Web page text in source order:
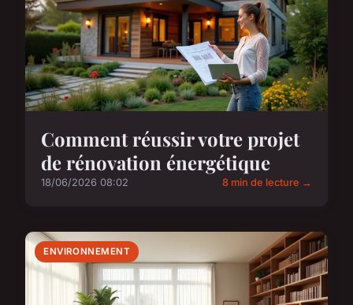
Comment réussir votre projet
de rénovation énergétique
18/06/2026 08:02 8 min de lecture →
ENVIRONNEMENT